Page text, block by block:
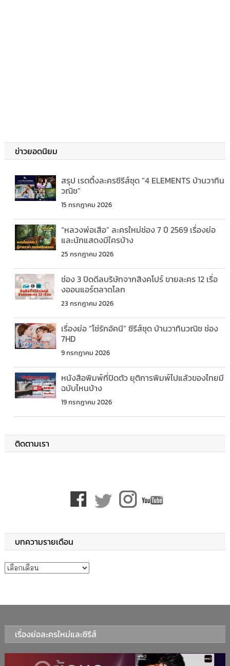
ข่าวยอดนิยม
สรุป เรตติ้งละครซีรีส์ชุด “4 ELEMENTS บ้านวาทิน
วณิช”
15 กรกฎาคม 2026
“หลวงพ่อเสือ” ละครใหม่ช่อง 7 ปี 2569 เรื่องย่อ
และนักแสดงมีใครบ้าง
25 กรกฎาคม 2026
ช่อง 3 ปิดดีลบริษัทจากสิงคโปร์ ขายละคร 12 เรื่อ
งออนแอร์ตลาดโลก
23 กรกฎาคม 2026
เรื่องย่อ “โซ่รักอัคนี” ซีรีส์ชุด บ้านวาทินวณิช ช่อง
7HD
9 กรกฎาคม 2026
หนังสือพิมพ์ที่ปิดตัว ยุติการพิมพ์ไปแล้วของไทยมี
ฉบับไหนบ้าง
19 กรกฎาคม 2026
ติดตามเรา
บทความรายเดือน
บทความรายเดือน
เรื่องย่อละครใหม่และซีรีส์